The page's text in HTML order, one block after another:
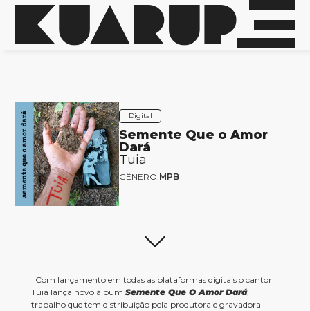
Digital
Semente Que o Amor
Dará
Tuia
GÊNERO:MPB
Com lançamento em todas as plataformas digitais o cantor
Tuia lança novo álbum Semente Que O Amor Dará,
trabalho que tem distribuição pela produtora e gravadora